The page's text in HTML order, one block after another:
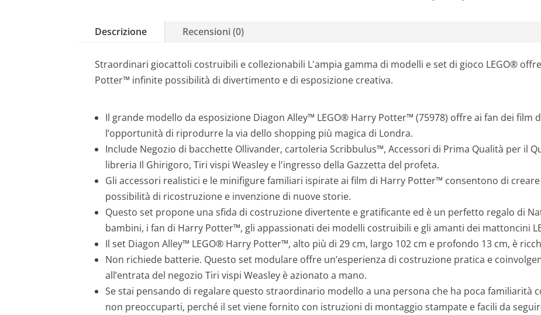
Descrizione Recensioni (0)
Straordinari giocattoli costruibili e collezionabili L'ampia gamma di modelli e set di gioco LEGO®
Potter™ infinite possibilità di divertimento e di esposizione creativa.
Il grande modello da esposizione Diagon Alley™ LEGO® Harry Potter™ (75978) offre ai fan dei film
l’opportunità di riprodurre la via dello shopping più magica di Londra.
Include Negozio di bacchette Ollivander, cartoleria Scribbulus™, Accessori di Prima Qualità per il
libreria Il Ghirigoro, Tiri vispi Weasley e l'ingresso della Gazzetta del profeta.
Gli accessori realistici e le minifigure familiari ispirate ai film di Harry Potter™ consentono di
possibilità di ricostruzione e invenzione di nuove storie.
Questo set propone una sfida di costruzione divertente e gratificante ed è un perfetto regalo di
bambini, i fan di Harry Potter™, gli appassionati dei modelli costruibili e gli amanti dei mattoncini
Il set Diagon Alley™ LEGO® Harry Potter™, alto più di 29 cm, largo 102 cm e profondo 13 cm, è
Non richiede batterie. Questo set modulare offre un’esperienza di costruzione pratica e
all’entrata del negozio Tiri vispi Weasley è azionato a mano.
Se stai pensando di regalare questo straordinario modello a una persona che ha poca familiarità
non preoccuparti, perché il set viene fornito con istruzioni di montaggio stampate e facili da